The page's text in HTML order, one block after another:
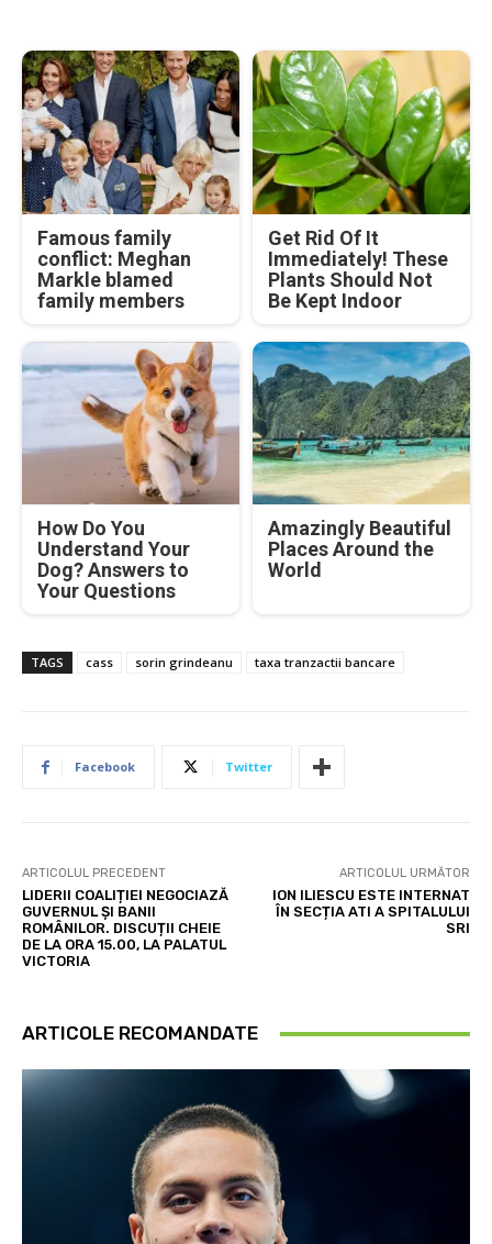
Famous family
conflict: Meghan
Markle blamed
family members
Get Rid Of It
Immediately! These
Plants Should Not
Be Kept Indoor
How Do You
Understand Your
Dog? Answers to
Your Questions
Amazingly Beautiful
Places Around the
World
TAGS cass sorin grindeanu taxa tranzactii bancare
Facebook Twitter
ARTICOLUL PRECEDENT
LIDERII COALIȚIEI NEGOCIAZĂ
GUVERNUL ȘI BANII
ROMÂNILOR. DISCUȚII CHEIE
DE LA ORA 15.00, LA PALATUL
VICTORIA
ARTICOLUL URMĂTOR
ION ILIESCU ESTE INTERNAT
ÎN SECȚIA ATI A SPITALULUI
SRI
ARTICOLE RECOMANDATE